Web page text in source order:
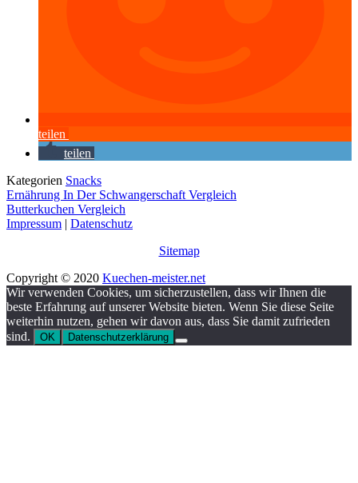
teilen
teilen
Kategorien Snacks
Ernährung In Der Schwangerschaft Vergleich
Butterkuchen Vergleich
Impressum | Datenschutz
Sitemap
Copyright © 2020 Kuechen-meister.net
Wir verwenden Cookies, um sicherzustellen, dass wir Ihnen die
beste Erfahrung auf unserer Website bieten. Wenn Sie diese Seite
weiterhin nutzen, gehen wir davon aus, dass Sie damit zufrieden
sind.
OK Datenschutzerklärung